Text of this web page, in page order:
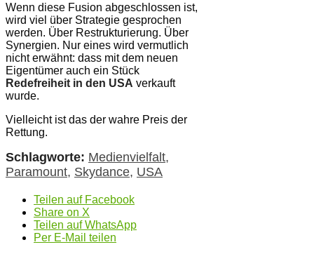
Wenn diese Fusion abgeschlossen ist,
wird viel über Strategie gesprochen
werden. Über Restrukturierung. Über
Synergien. Nur eines wird vermutlich
nicht erwähnt: dass mit dem neuen
Eigentümer auch ein Stück
Redefreiheit in den USA verkauft
wurde.
Vielleicht ist das der wahre Preis der
Rettung.
Schlagworte: Medienvielfalt,
Paramount, Skydance, USA
Teilen auf Facebook
Share on X
Teilen auf WhatsApp
Per E-Mail teilen